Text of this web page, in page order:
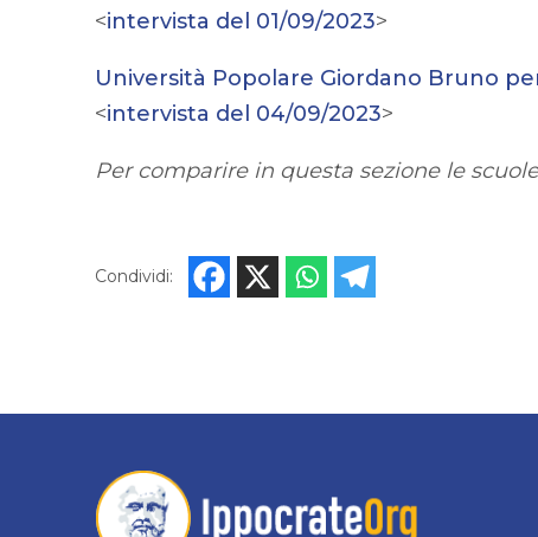
<intervista del 01/09/2023>
Università Popolare Giordano Bruno
<intervista del 04/09/2023>
Per comparire in questa sezione le
Condividi: